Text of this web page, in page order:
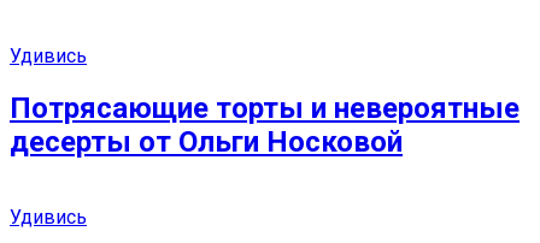
Удивись
Потрясающие торты и невероятные
десерты от Ольги Носковой
Удивись